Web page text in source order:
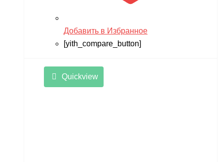
Добавить в Избранное
[yith_compare_button]
Quickview